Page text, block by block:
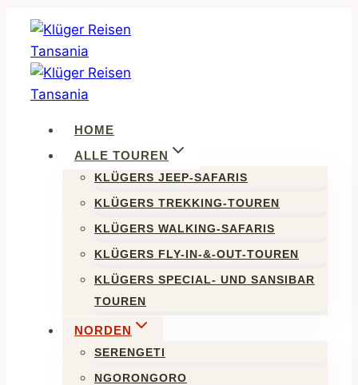
Zum
springen
HOME
ALLE TOUREN
KLÜGERS JEEP-SAFARIS
KLÜGERS TREKKING-TOUREN
KLÜGERS WALKING-SAFARIS
KLÜGERS FLY-IN-&-OUT-TOUREN
KLÜGERS SPECIAL- UND SANSIBAR
TOUREN
NORDEN
SERENGETI
NGORONGORO